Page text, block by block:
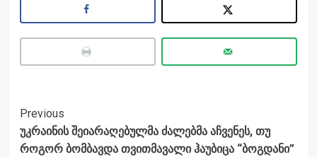
Post
Navigation
Previous
უკრაინის შეიარაღებულმა ძალებმა აჩვენეს, თუ
როგორ ბომბავდა თვითმავალი ჰაუბიცა “ბოგდანი”